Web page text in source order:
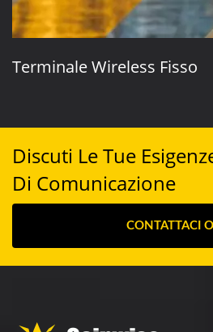
Terminale Wireless Fisso
Discuti Le Tue
Di Comunicazione
CONTATTACI